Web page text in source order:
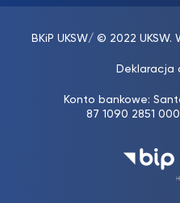
BKiP UKSW/ © 2022 UKSW.
Deklaracja
Konto bankowe:
87 1090 2851